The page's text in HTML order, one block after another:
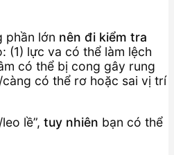
phần lớn nên đi kiểm tra
(1) lực va có thể làm lệch
có thể bị cong gây rung
có thể rơ hoặc sai vị trí
lề”, tuy nhiên bạn có thể